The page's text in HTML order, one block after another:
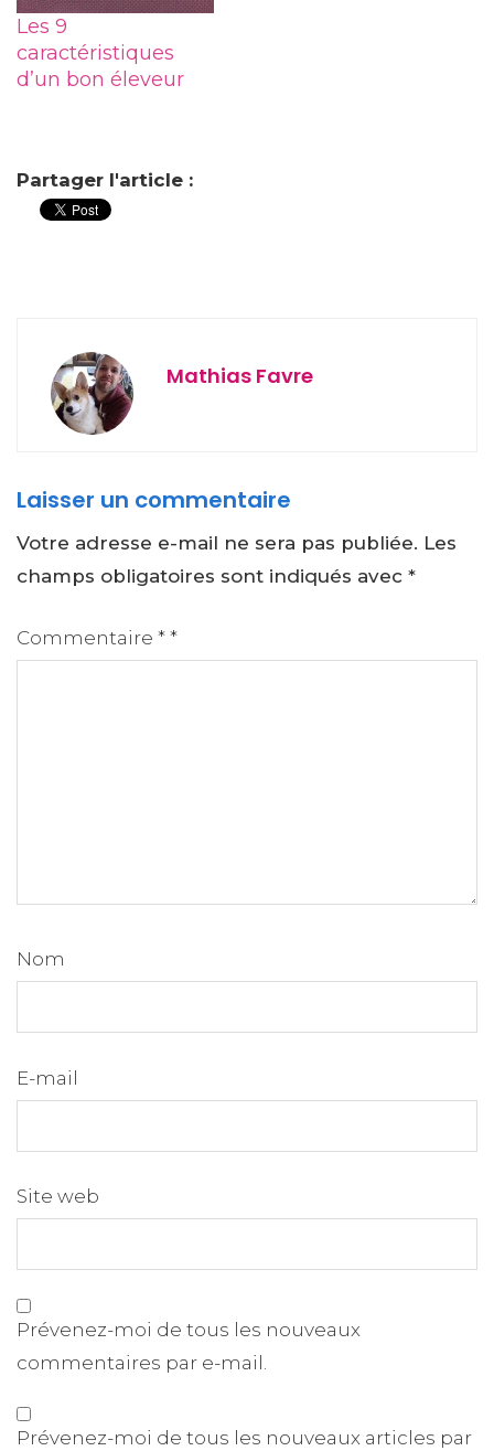
Les 9
caractéristiques
d’un bon éleveur
Partager l'article :
Mathias Favre
Laisser un commentaire
Votre adresse e-mail ne sera pas publiée. Les
champs obligatoires sont indiqués avec *
Commentaire * *
Nom
E-mail
Site web
Prévenez-moi de tous les nouveaux
commentaires par e-mail.
Prévenez-moi de tous les nouveaux articles par